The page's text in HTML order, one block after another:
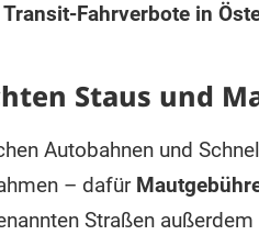
Transit-Fahrverbote in
Staus und
Autobahnen und
– dafür
Straßen